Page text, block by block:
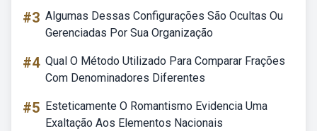
#3 Algumas Dessas Configurações São Ocultas Ou
Gerenciadas Por Sua Organização
#4 Qual O Método Utilizado Para Comparar Frações
Com Denominadores Diferentes
#5 Esteticamente O Romantismo Evidencia Uma
Exaltação Aos Elementos Nacionais